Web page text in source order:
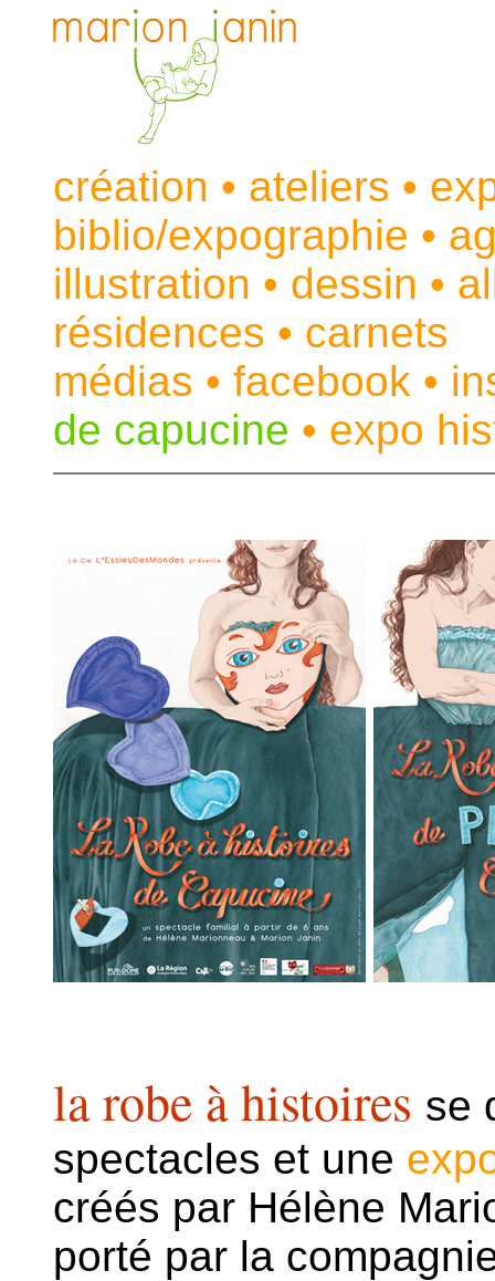
création • ateliers •
biblio/expographie •
illustration • dessin •
résidences • carnets
médias • facebook •
de capucine • expo
la robe à histoires se
spectacles et une
créés par Hélène
porté par la